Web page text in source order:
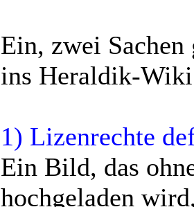
Ein, zwei Sachen
ins Heraldik-
1) Lizenrechte
Ein Bild, das
hochgeladen